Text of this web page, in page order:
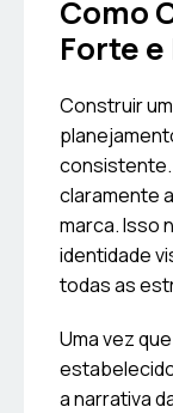
Como
Forte
Construir
claramente
marca. Isso
identidade
todas as
Uma vez
a narrativa